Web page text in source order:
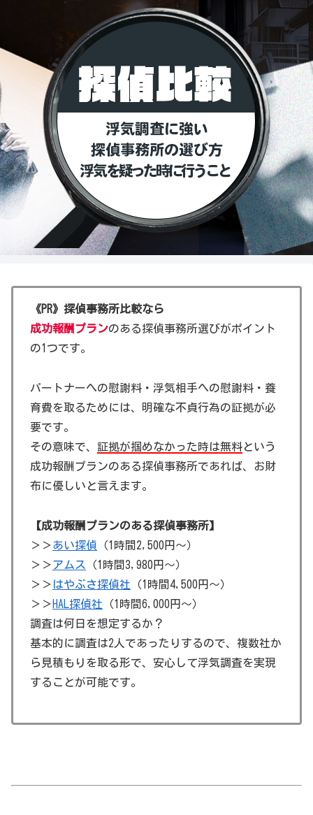
《PR》探偵事務所比較なら
成功報酬プランのある探偵事務所選びがポイント
の1つです。
パートナーへの慰謝料・浮気相手への慰謝料・養
育費を取るためには、明確な不貞行為の証拠が必
要です。
その意味で、 証拠が掴めなかった時は無料という
成功報酬プランのある探偵事務所であれば、お財
布に優しいと言えます。
【成功報酬プランのある探偵事務所】
＞＞あい探偵 （1時間2,500円～）
＞＞アムス
（1時間3,980円～）
＞＞ はやぶさ探偵社 （1時間4,500円～）
＞＞ HAL探偵社 （1時間6,000円～）
調査は何日を想定するか？
基本的に調査は2人であったりするので、複数社か
ら見積もりを取る形で、安心して浮気調査を実現
することが可能です。